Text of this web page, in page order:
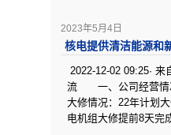
2023年5月4日
核电提供清洁能源和
2022-12-02 09:25·
流 一、公司经营情
大修情况：22年计划
电机组大修提前8天完